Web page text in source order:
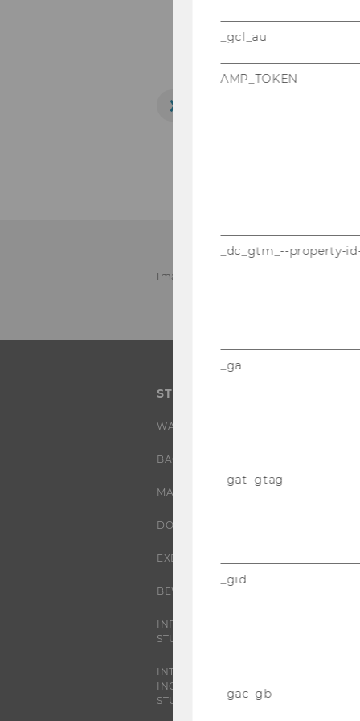
WU Impact
Image source: ,
STUDIUM
WARUM WU?
BACHELOR
MASTER
DOKTORAT / PHD
EXECUTIVE EDUCATION
BEWERBUNG UND ZULASSUNG
INFORMATIONEN FÜR
STUDIERENDE
INTERNATIONALE UND
INCOMING EXCHANGE
STUDIERENDE
_gcl_au
AMP_TOKEN
_dc_gtm_--property-
_ga
_gat_gtag
_gid
_gac_gb